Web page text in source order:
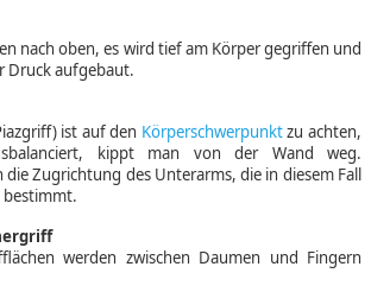
nach oben, es wird tief am Körper gegriffen und
Druck aufgebaut.
ist auf den Körperschwerpunktzu achten,
kippt man von der Wand weg.
die Zugrichtung des Unterarms, die in diesem Fall
werden zwischen Daumen und Fingern